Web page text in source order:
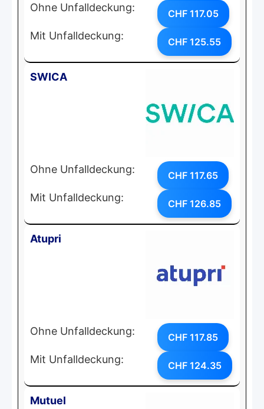
Ohne Unfalldeckung: CHF 117.05
Mit Unfalldeckung: CHF 125.55
SWICA
Ohne Unfalldeckung: CHF 117.65
Mit Unfalldeckung: CHF 126.85
Atupri
Ohne Unfalldeckung: CHF 117.85
Mit Unfalldeckung: CHF 124.35
Mutuel